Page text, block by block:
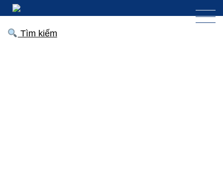
Tìm kiếm